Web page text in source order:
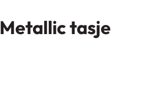
Metallic tasje